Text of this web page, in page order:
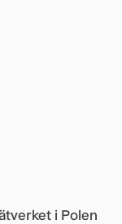
i Polen